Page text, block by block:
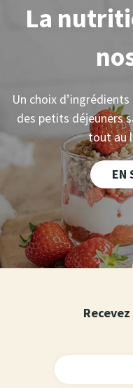
La
Un choix
des petits déjeuners
tout au
EN